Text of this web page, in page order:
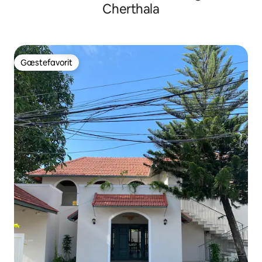
Cherthala
Gæstefavorit
Gæstefavorit